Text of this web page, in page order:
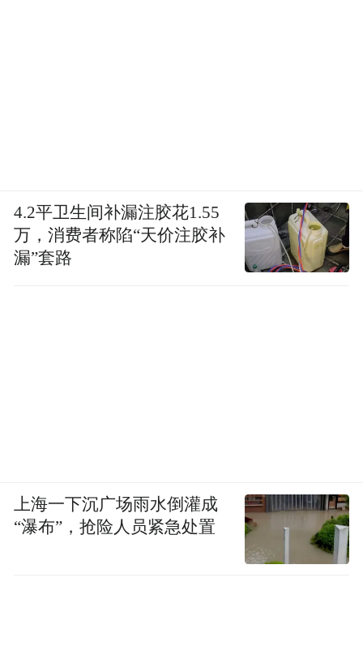
4.2平卫生间补漏注胶花1.55
万，消费者称陷“天价注胶补
漏”套路
上海一下沉广场雨水倒灌成
“瀑布”，抢险人员紧急处置